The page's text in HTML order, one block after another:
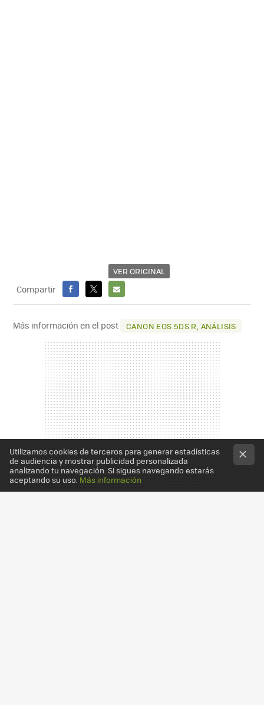
VER ORIGINAL
Compartir
FACEBOOK
X
E-
MAIL
Más información en el post CANON EOS 5DS R, ANÁLISIS
Utilizamos cookies de terceros para generar estadísticas
de audiencia y mostrar publicidad personalizada
analizando tu navegación. Si sigues navegando estarás
aceptando su uso. Más información